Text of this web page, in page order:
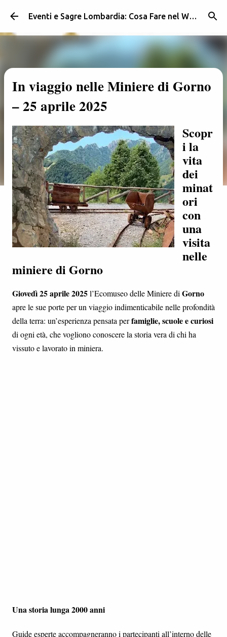
Passa ai contenuti principali Eventi e Sagre Lombardia: Cosa Fare nel Weekend | Weekendidea
In viaggio nelle Miniere di Gorno
– 25 aprile 2025
Scopr
i la
vita
dei
minat
ori
con
una
visita
nelle
miniere di Gorno
Giovedì 25 aprile 2025l’Ecomuseo delle Miniere di Gorno
apre le sue porte per un viaggio indimenticabile nelle profondità
della terra: un’esperienza pensata perfamiglie, scuole e curiosi
di ogni età, che vogliono conoscere la storia vera di chi ha
vissuto e lavorato in miniera.
Una storia lunga 2000 anni
Guide esperte accompagneranno i partecipanti all’interno delle